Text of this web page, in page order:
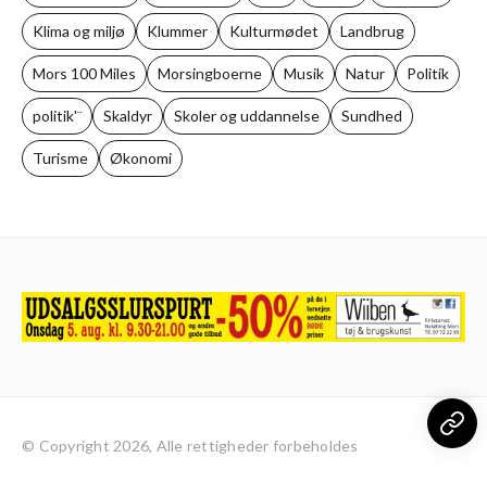
Klima og miljø Klummer Kulturmødet Landbrug
Mors 100 Miles Morsingboerne Musik Natur Politik
politik'¨ Skaldyr Skoler og uddannelse Sundhed
Turisme Økonomi
© Copyright 2026, Alle rettigheder forbeholdes